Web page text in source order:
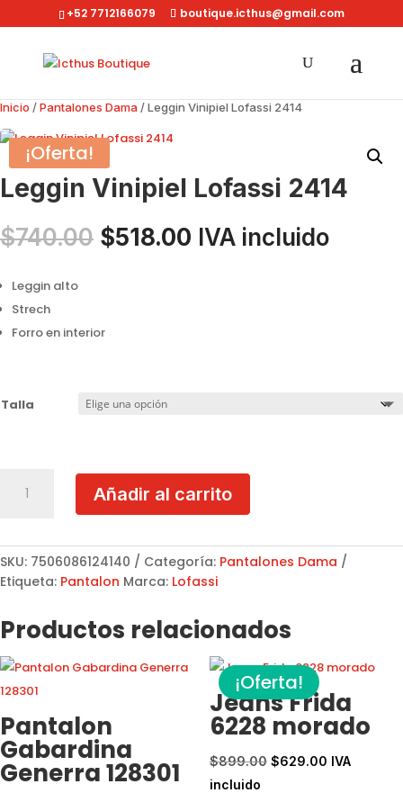
+52 7712166079 boutique.icthus@gmail.com
Inicio /Pantalones Dama / Leggin Vinipiel Lofassi 2414
¡Oferta!
Leggin Vinipiel Lofassi 2414
$740.00 El
precio
$518.00 El
IVA incluido
Leggin alto
Strech
Forro en interior
Talla
Vinipiel
cantidad
Añadir al carrito
SKU: 7506086124140 Categoría: Pantalones Dama
Etiqueta: Pantalon Marca: Lofassi
Productos relacionados
Pantalon
Gabardina
Generra 128301
¡Oferta!
Jeans Frida
6228 morado
$899.00 El
$629.00ElIVA
incluido